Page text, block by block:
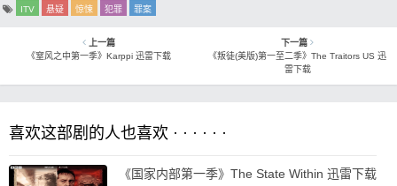
ITV 悬疑 惊悚 犯罪 罪案
上一篇
《窒风之中第一季》Karppi 迅雷下载
下一篇
《叛徒(美版)第一至二季》The Traitors US 迅
雷下载
喜欢这部剧的人也喜欢 · · · · · ·
《国家内部第一季》The State Within 迅雷下载